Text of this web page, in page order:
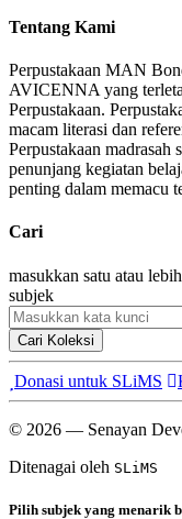
Tentang Kami
Perpustakaan MAN
AVICENNA yang
Perpustakaan.
macam literasi dan
Perpustakaan madrasah
penunjang kegiatan
penting dalam memacu
Cari
masukkan satu atau
subjek
Cari Koleksi
Donasi untuk SLiMS
© 2026 — Senayan
Ditenagai oleh SLiMS
Pilih subjek yang menarik